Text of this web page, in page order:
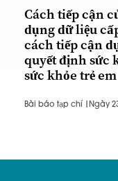
Cách tiếp cận
dụng dữ liệu
cách tiếp cận
quyết định sức
sức khỏe trẻ em
Bài báo tạp chí | Ngày